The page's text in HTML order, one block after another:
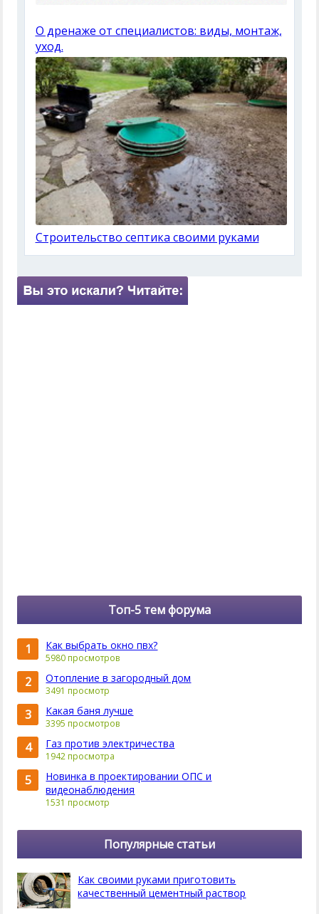
О дренаже от специалистов: виды, монтаж,
уход.
Строительство септика своими руками
Топ-5 тем форума
1 Как выбрать окно пвх?
5980 просмотров
2 Отопление в загородный дом
3491 просмотр
3 Какая баня лучше
3395 просмотров
4 Газ против электричества
1942 просмотра
5
Новинка в проектировании ОПС и
видеонаблюдения
1531 просмотр
Популярные статьи
Как своими руками приготовить
качественный цементный раствор